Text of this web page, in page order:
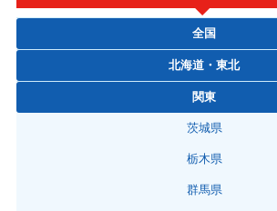
全国
北海道・東北
関東
茨城県
栃木県
群馬県